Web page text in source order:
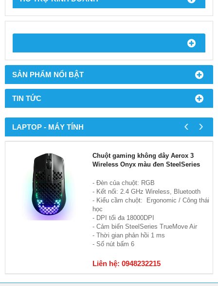
SẢN PHẨM NỔI BẬT
TIN TỨC
LAPTOP - MÁY TÍNH
Chuột gaming không dây Aerox 3
Wireless Onyx màu đen SteelSeries
- Đèn của chuột: RGB
- Kết nối: 2.4 GHz Wireless, Bluetooth
- Kiểu cầm chuột: Ergonomic / Công thái
học
- DPI tối đa 18000DPI
- Cảm biến SteelSeries TrueMove Air
- Thời gian phản hồi 1 ms
- Số nút bấm 6
Liên hệ: 0948232215
‹ ›